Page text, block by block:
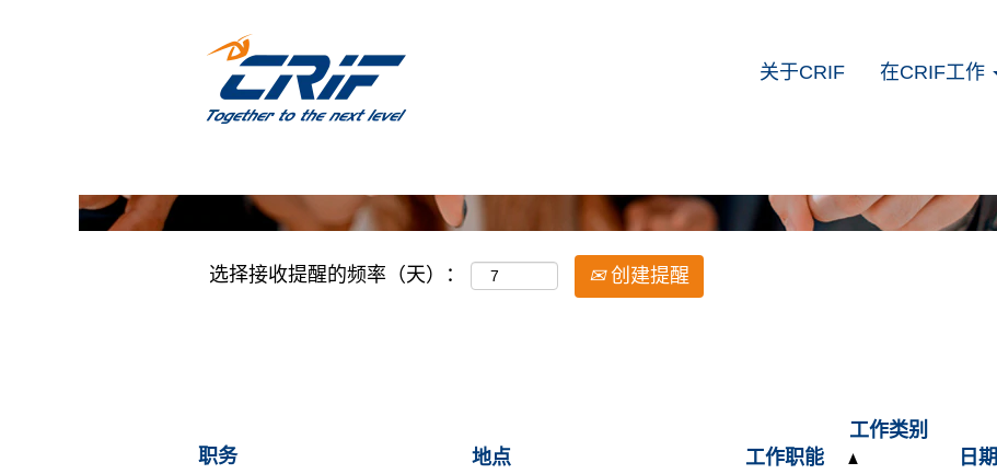
关于CRIF 在CRIF工作
按关键字搜索
选择接收提醒的频率（天）： 创建提醒
职务 地点 工作职能
工作类别
日期